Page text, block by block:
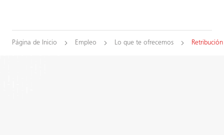
Página de Inicio Empleo Lo que te ofrecemos